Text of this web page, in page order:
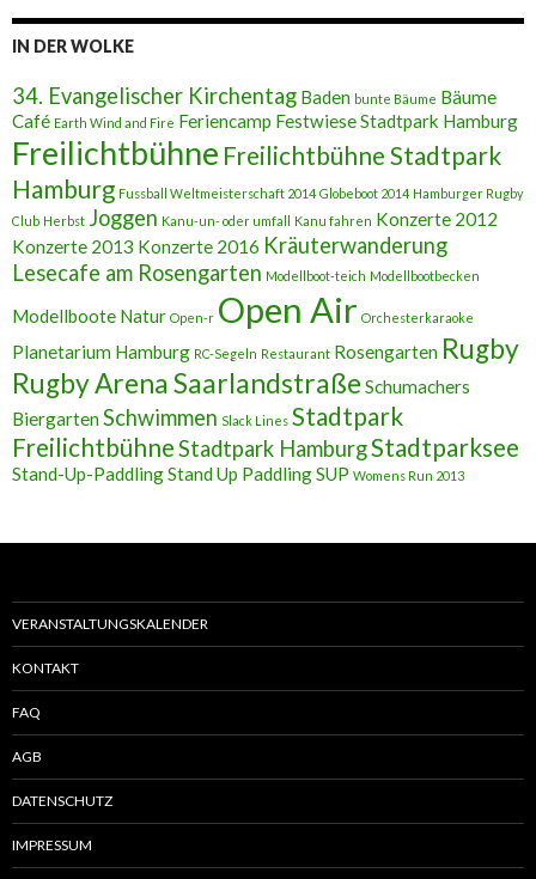
IN DER WOLKE
34. Evangelischer Kirchentag Baden bunte Bäume Bäume
Café Earth Wind and Fire Feriencamp Festwiese Stadtpark Hamburg
Freilichtbühne Freilichtbühne Stadtpark
Hamburg Fussball Weltmeisterschaft 2014 Globeboot 2014 Hamburger Rugby
Club Herbst Joggen Kanu-un- oder umfall Kanu fahren Konzerte 2012
Konzerte 2013 Konzerte 2016 Kräuterwanderung
Lesecafe am Rosengarten Modellboot-teich Modellbootbecken
Modellboote Natur Open-r Open Air Orchesterkaraoke
Planetarium Hamburg RC-Segeln Restaurant Rosengarten Rugby
Rugby Arena Saarlandstraße Schumachers
Biergarten Schwimmen Slack Lines Stadtpark
FreilichtbühneStadtpark HamburgStadtparksee
Stand-Up-PaddlingStand Up PaddlingSUP Womens Run 2013
VERANSTALTUNGSKALENDER
KONTAKT
FAQ
AGB
DATENSCHUTZ
IMPRESSUM